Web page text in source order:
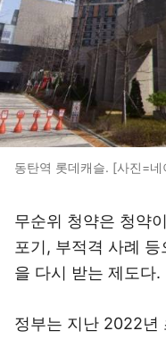
동탄역 롯데캐슬. [사진=네
무순위 청약은 청약
포기, 부적격 사례
을 다시 받는 제도다.
정부는 지난 2022년